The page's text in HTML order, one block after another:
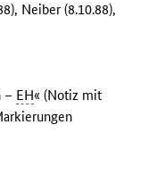
Neiber (8.10.88),
– EH« (Notiz mit